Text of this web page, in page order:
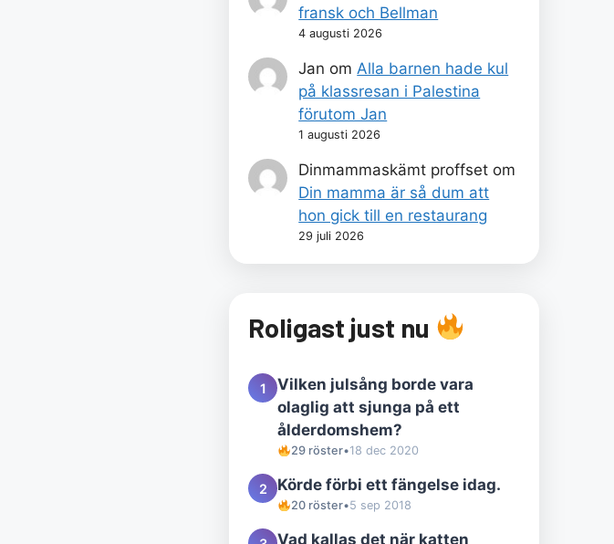
fransk och Bellman
4 augusti 2026
Jan om Alla barnen hade kul
på klassresan i Palestina
förutom Jan
1 augusti 2026
Dinmammaskämt proffset om
Din mamma är så dum att
hon gick till en restaurang
29 juli 2026
Roligast just nu
1
Vilken julsång borde vara
olaglig att sjunga på ett
ålderdomshem?
29 röster•18 dec 2020
2 Körde förbi ett fängelse idag.
20 röster•5 sep 2018
Vad kallas det när katten